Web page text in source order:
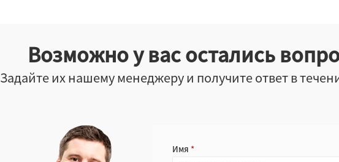
Возможно у вас остались
Задайте их нашему менеджеру и получите ответ в
Имя